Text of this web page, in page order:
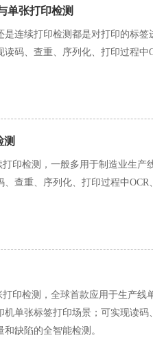
单张打印检测
是连续打印检测都是对打印的标
读码、查重、序列化、打印过程中
测
印检测，一般多用于制造业生产
、查重、序列化、打印过程中
印检测，全球首款应用于生产线
单张标签打印场景；可实现读码
缺陷的全智能检测。